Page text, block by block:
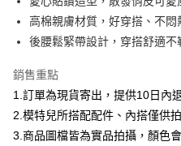
上海商業儲蓄銀行
國泰世華商業銀行
臺灣中小企業銀行
聯邦商業銀行
元大商業銀行
台新國際商業銀行
台灣樂天信用卡公司
LINE Pay
Apple Pay
悠遊付
Google Pay
高棉親膚材質，好穿搭、不悶
後腰鬆緊帶設計，穿搭舒適不
銷售重點
1.訂單為現貨寄出，提供10日內
2.模特兒所搭配配件、內搭僅供
3.商品圖檔皆為實品拍攝，顏色